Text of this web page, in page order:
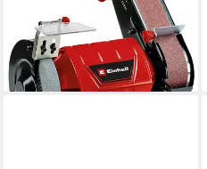
83,95 €
-16%
in 3-4 Werktagen bei dir